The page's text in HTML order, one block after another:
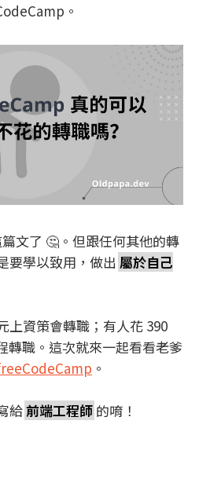
。
文了 🤔。但跟任何其他的轉
要學以致用，做出 屬於自己
上資策會轉職；有人花 390
轉職。這次就來一起看看老爹
。
給前端工程師 的唷！